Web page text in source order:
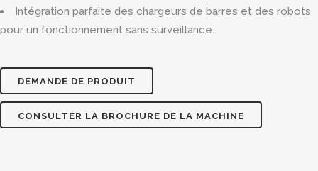
Intégration parfaite des chargeurs de barres et des robots
pour un fonctionnement sans surveillance.
DEMANDE DE PRODUIT
CONSULTER LA BROCHURE DE LA MACHINE